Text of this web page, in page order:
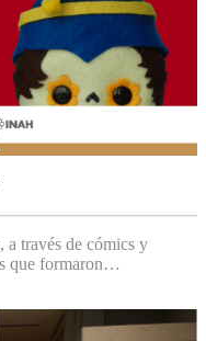
a través de cómics y
que formaron…